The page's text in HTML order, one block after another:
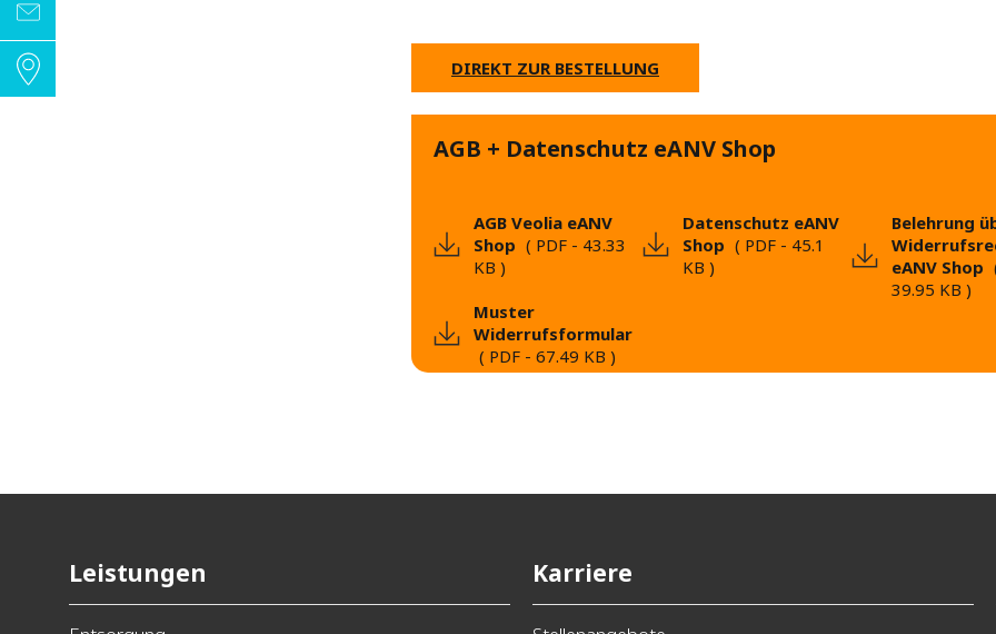
DIREKT ZUR BESTELLUNG
AGB + Datenschutz eANV Shop
AGB Veolia eANV
Shop ( PDF - 43.33
KB )
Datenschutz eANV
Shop ( PDF - 45.1
KB )
Belehrung
eANV Shop
39.95 KB )
Muster
Widerrufsformular
( PDF - 67.49 KB )
Leistungen Karriere